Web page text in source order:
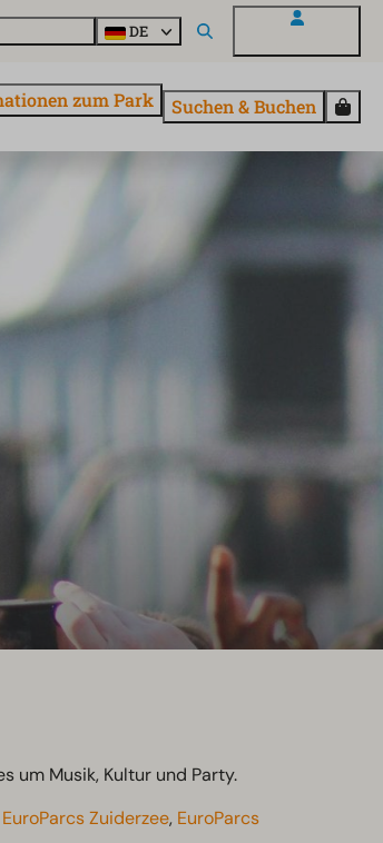
DE
zum Park Suchen & Buchen
um Musik, Kultur und Party.
EuroParcs Zuiderzee, EuroParcs